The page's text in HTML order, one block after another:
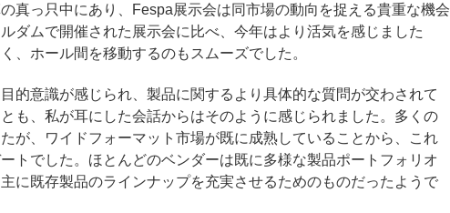
真っ只中にあり、Fespa展示会は同市場の動向を捉える貴重な機会
ダムで開催された展示会に比べ、今年はより活気を感じました
、ホール間を移動するのもスムーズでした。
的意識が感じられ、製品に関するより具体的な質問が交わされて
も、私が耳にした会話からはそのように感じられました。多くの
が、ワイドフォーマット市場が既に成熟していることから、これ
トでした。ほとんどのベンダーは既に多様な製品ポートフォリオ
に既存製品のラインナップを充実させるためのものだったようで